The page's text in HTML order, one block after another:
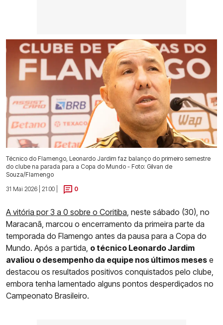
Técnico do Flamengo, Leonardo Jardim faz balanço do primeiro semestre
do clube na parada para a Copa do Mundo - Foto: Gilvan de
Souza/Flamengo
31 Mai 2026 | 21:00 |
0
A vitória por 3 a 0 sobre o Coritiba , neste sábado (30), no
Maracanã, marcou o encerramento da primeira parte da
temporada do Flamengo antes da pausa para a Copa do
Mundo. Após a partida, o técnico Leonardo Jardim
avaliou o desempenho da equipe nos últimos meses e
destacou os resultados positivos conquistados pelo clube,
embora tenha lamentado alguns pontos desperdiçados no
Campeonato Brasileiro.